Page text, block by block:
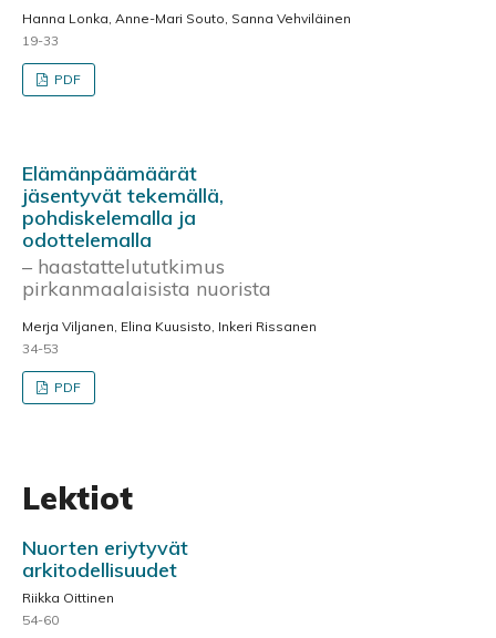
Hanna Lonka, Anne-Mari Souto, Sanna Vehviläinen
19-33
PDF
Elämänpäämäärät
jäsentyvät tekemällä,
pohdiskelemalla ja
odottelemalla
– haastattelututkimus
pirkanmaalaisista nuorista
Merja Viljanen, Elina Kuusisto, Inkeri Rissanen
34-53
PDF
Lektiot
Nuorten eriytyvät
arkitodellisuudet
Riikka Oittinen
54-60